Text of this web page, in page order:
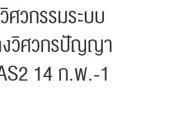
วกรรมระบบ
งวิศวกรปัญญา
14 ก.พ.-1